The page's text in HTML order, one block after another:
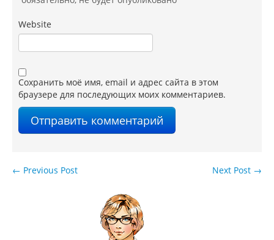
Website
Сохранить моё имя, email и адрес сайта в этом
браузере для последующих моих комментариев.
Next Post →
← Previous Post